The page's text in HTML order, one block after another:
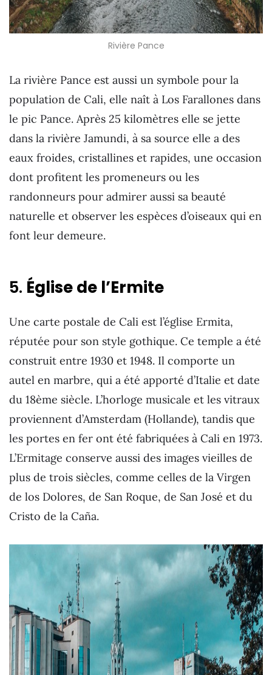
Rivière Pance
La rivière Pance est aussi un symbole pour la
population de Cali, elle naît à Los Farallones dans
le pic Pance. Après 25 kilomètres elle se jette
dans la rivière Jamundi, à sa source elle a des
eaux froides, cristallines et rapides, une occasion
dont profitent les promeneurs ou les
randonneurs pour admirer aussi sa beauté
naturelle et observer les espèces d’oiseaux qui en
font leur demeure.
5. Église de l’Ermite
Une carte postale de Cali est l’église Ermita,
réputée pour son style gothique. Ce temple a été
construit entre 1930 et 1948. Il comporte un
autel en marbre, qui a été apporté d’Italie et date
du 18ème siècle. L’horloge musicale et les vitraux
proviennent d’Amsterdam (Hollande), tandis que
les portes en fer ont été fabriquées à Cali en 1973.
L’Ermitage conserve aussi des images vieilles de
plus de trois siècles, comme celles de la Virgen
de los Dolores, de San Roque, de San José et du
Cristo de la Caña.